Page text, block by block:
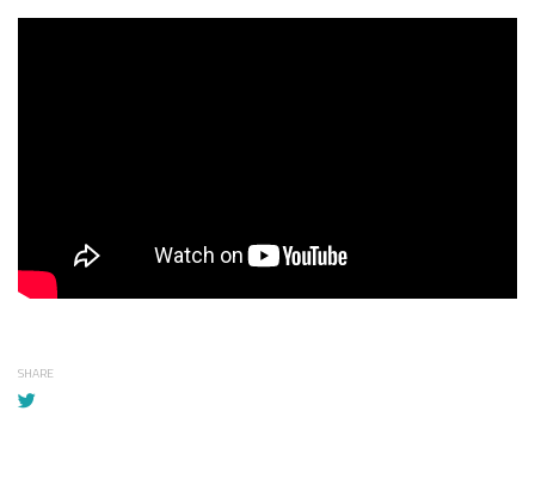
SHARE